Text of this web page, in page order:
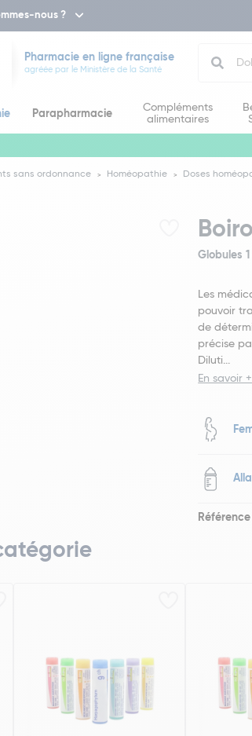
nous ?
Pharmacie en ligne française
agréée par le Ministère de la Santé
Parapharmacie
Compléments
alimentaires
sans ordonnance Homéopathie Doses
Globules 1
Les
pouvoir
de
précise
Diluti...
En savoir +